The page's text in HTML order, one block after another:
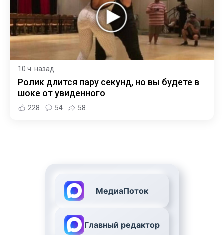
10 ч. назад
Ролик длится пару секунд, но вы будете в
шоке от увиденного
228 54 58
МедиаПоток
Главный редактор